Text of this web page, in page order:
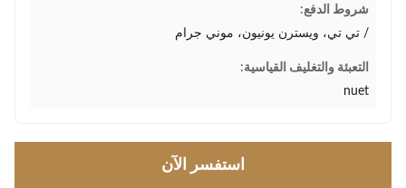
شروط الدفع:
/ تي تي، ويسترن يونيون، موني جرام
التعبئة والتغليف القياسية:
nuet
استفسر الآن